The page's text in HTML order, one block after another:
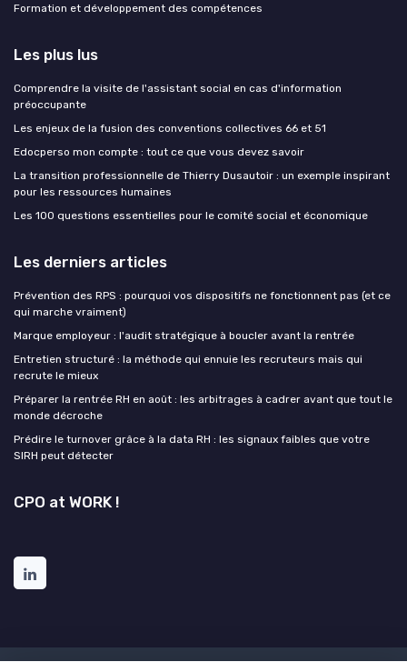
Formation et développement des compétences
Les plus lus
Comprendre la visite de l'assistant social en cas d'information
préoccupante
Les enjeux de la fusion des conventions collectives 66 et 51
Edocperso mon compte : tout ce que vous devez savoir
La transition professionnelle de Thierry Dusautoir : un exemple inspirant
pour les ressources humaines
Les 100 questions essentielles pour le comité social et économique
Les derniers articles
Prévention des RPS : pourquoi vos dispositifs ne fonctionnent pas (et ce
qui marche vraiment)
Marque employeur : l'audit stratégique à boucler avant la rentrée
Entretien structuré : la méthode qui ennuie les recruteurs mais qui
recrute le mieux
Préparer la rentrée RH en août : les arbitrages à cadrer avant que tout le
monde décroche
Prédire le turnover grâce à la data RH : les signaux faibles que votre
SIRH peut détecter
CPO at WORK !